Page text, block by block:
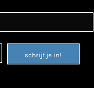
schrijf je in!